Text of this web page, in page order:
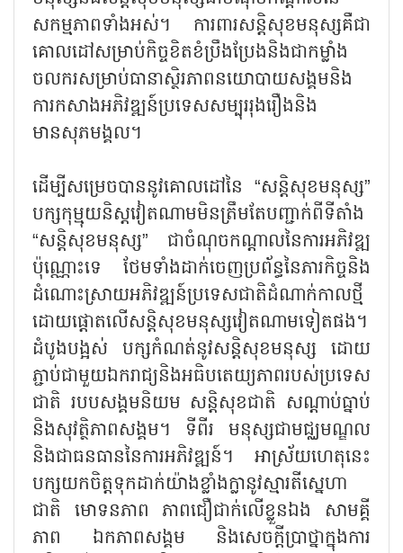
សកម្មភាពទាំងអស់។ ការពារសន្តិសុខមនុស្សគឺជា
គោលដៅសម្រាប់កិច្ចខិតខំប្រឹងប្រែងនិងជាកម្លាំង
ចលករសម្រាប់ធានាស្ថិរភាពនយោបាយសង្គមនិង
ការកសាងអភិវឌ្ឍន៍ប្រទេសសម្បុររុងរឿងនិង
មានសុភមង្គល។
ដើម្បីសម្រេចបាននូវគោលដៅនៃ “សន្តិសុខមនុស្ស”
បក្សកុម្មុយនិស្តវៀតណាមមិនត្រឹមតែបញ្ជាក់ពីទីតាំង
“សន្តិសុខមនុស្ស” ជាចំណុចកណ្តាលនៃការអភិវឌ្ឍ
ប៉ុណ្ណោះទេ ថែមទាំងដាក់ចេញប្រព័ន្ធនៃភារកិច្ចនិង
ដំណោះស្រាយអភិវឌ្ឍន៍ប្រទេសជាតិដំណាក់កាលថ្មី
ដោយផ្តោតលើសន្តិសុខមនុស្សវៀតណាមទៀតផង។
ដំបូងបង្អស់ បក្សកំណត់នូវសន្តិសុខមនុស្ស ដោយ
ភ្ជាប់ជាមួយឯករាជ្យនិងអធិបតេយ្យភាពរបស់ប្រទេស
ជាតិ របបសង្គមនិយម សន្តិសុខជាតិ សណ្តាប់ធ្នាប់
និងសុវត្ថិភាពសង្គម។ ទីពីរ មនុស្សជាមជ្ឈមណ្ឌល
និងជាធនធាននៃការអភិវឌ្ឍន៍។ អាស្រ័យហេតុនេះ
បក្សយកចិត្តទុកដាក់យ៉ាងខ្លាំងក្លានូវស្មារតីស្នេហា
ជាតិ មោទនភាព ភាពជឿជាក់លើខ្លួនឯង សាមគ្គី
ភាព ឯកភាពសង្គម និងសេចក្តីប្រាថ្នាក្នុងការ